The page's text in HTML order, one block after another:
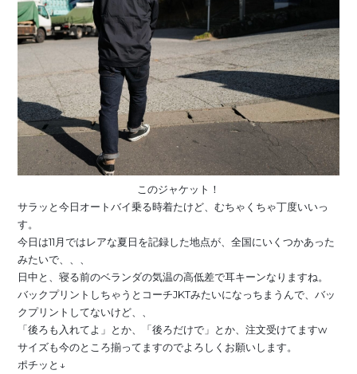
このジャケット！
サラッと今日オートバイ乗る時着たけど、むちゃくちゃ丁度いいっ
す。
今日は11月ではレアな夏日を記録した地点が、全国にいくつかあった
みたいで、、、
日中と、寝る前のベランダの気温の高低差で耳キーンなりますね。
バックプリントしちゃうとコーチJKTみたいになっちまうんで、バッ
クプリントしてないけど、、
「後ろも入れてよ」とか、「後ろだけで」とか、注文受けてますw
サイズも今のところ揃ってますのでよろしくお願いします。
ポチッと↓